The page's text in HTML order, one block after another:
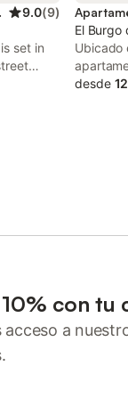
9.0(9)
set in
El Burgo
Ubicado
para 4
y
desde
con tu
acceso a